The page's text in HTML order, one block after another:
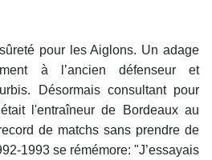
pour les Aiglons. Un adage
à l’ancien défenseur et
Désormais consultant pour
l'entraîneur de Bordeaux au
de matchs sans prendre de
1993 se rémémore: "J’essayais